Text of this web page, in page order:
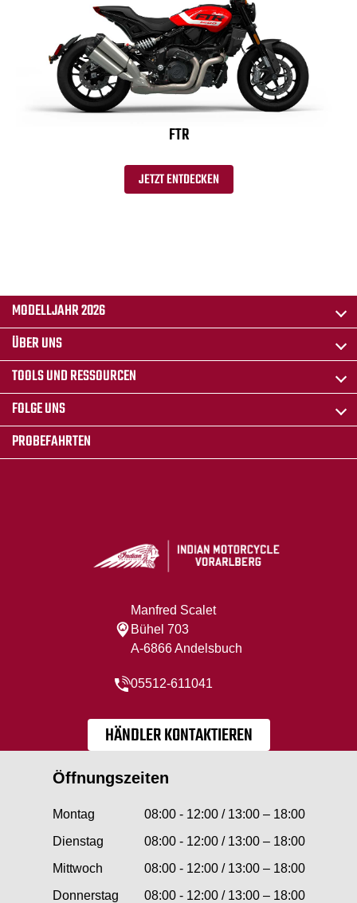
FTR
JETZT ENTDECKEN
MODELLJAHR 2026
ÜBER UNS
TOOLS UND RESSOURCEN
FOLGE UNS
PROBEFAHRTEN
Manfred Scalet
Bühel 703
A-6866 Andelsbuch
05512-611041
HÄNDLER KONTAKTIEREN
Öffnungszeiten
Montag
08:00 - 12:00 / 13:00 – 18:00
Dienstag
08:00 - 12:00 / 13:00 – 18:00
Mittwoch
08:00 - 12:00 / 13:00 – 18:00
Donnerstag
08:00 - 12:00 / 13:00 – 18:00